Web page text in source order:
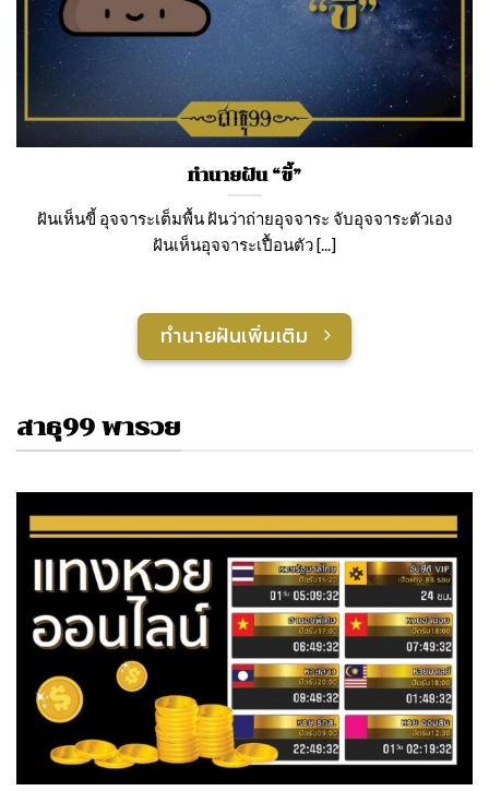
ทำนายฝัน “ขี้”
ฝันเห็นขี้ อุจจาระเต็มพื้น ฝันว่าถ่ายอุจจาระ จับอุจจาระตัวเอง
ฝันเห็นอุจจาระเปื้อนตัว [...]
ทำนายฝันเพิ่มเติม
สาธุ99 พารวย